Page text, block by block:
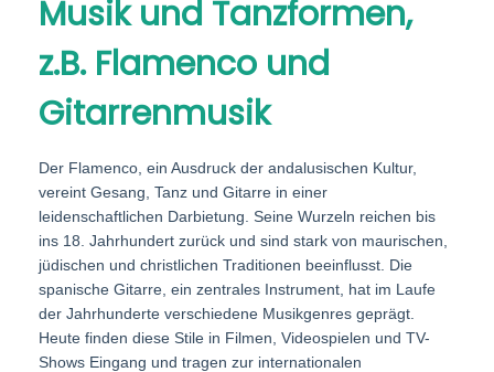
Musik und Tanzformen,
z.B. Flamenco und
Gitarrenmusik
Der Flamenco, ein Ausdruck der andalusischen Kultur,
vereint Gesang, Tanz und Gitarre in einer
leidenschaftlichen Darbietung. Seine Wurzeln reichen bis
ins 18. Jahrhundert zurück und sind stark von maurischen,
jüdischen und christlichen Traditionen beeinflusst. Die
spanische Gitarre, ein zentrales Instrument, hat im Laufe
der Jahrhunderte verschiedene Musikgenres geprägt.
Heute finden diese Stile in Filmen, Videospielen und TV-
Shows Eingang und tragen zur internationalen